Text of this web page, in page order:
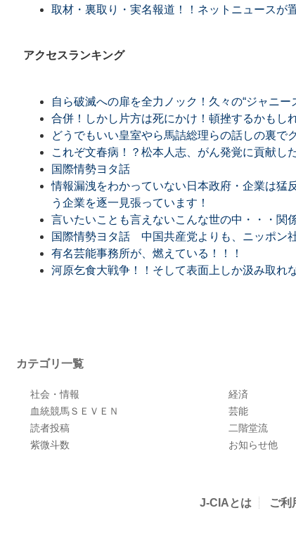
取材・裏取り・実名報道！！ネットニュースが
アクセスランキング
自ら破滅への扉を全力ノック！久々の“ジャニー
合併！しかし片方は死にかけ！頓挫するかもし
どうでもいい皇室やら馬詰総理らの話しの裏で
これぞ文春病！？松本人志、がん発覚に貢献し
国際情勢ヨタ話
情報漏洩をわかっていない日本政府・企業は猛
う企業を逐一見張っています！
言いたいことも言えないこんな世の中・・・関
国際情勢ヨタ話 中国共産党よりも、ニッポン
有名芸能事務所が、燃えている！！！
河原乞食大戦争！！そして表面上しか汲み取れ
カテゴリ一覧
社会・情報 経済
血統競馬ＳＥＶＥＮ
芸能
読者投稿
二階堂流
紫微斗数
お知らせ他
J-CIAとは ご利